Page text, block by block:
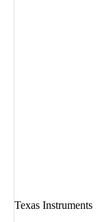
Texas Instruments